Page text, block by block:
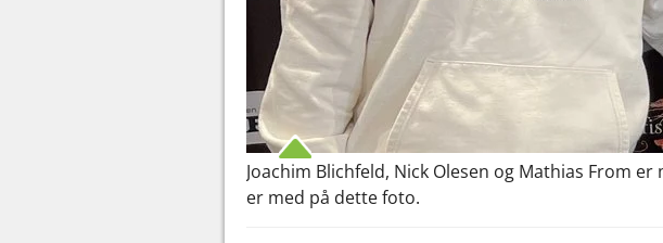
Joachim Blichfeld, Nick Olesen og Mathias From
er med på dette foto.